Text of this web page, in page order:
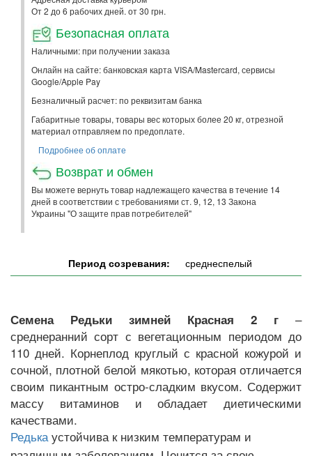
От 2 до 6 рабочих дней. от 30 грн.
Безопасная оплата
Наличными: при получении заказа
Онлайн на сайте: банковская карта VISA/Mastercard, сервисы
Google/Apple Pay
Безналичный расчет: по реквизитам банка
Габаритные товары, товары вес которых более 20 кг, отрезной
материал отправляем по предоплате.
Подробнее об оплате
Возврат и обмен
Вы можете вернуть товар надлежащего качества в течение 14
дней в соответствии с требованиями ст. 9, 12, 13 Закона
Украины "О защите прав потребителей"
Период созревания: среднеспелый
Семена Редьки зимней Красная 2 г –
среднеранний сорт с вегетационным периодом до
110 дней. Корнеплод круглый с красной кожурой и
сочной, плотной белой мякотью, которая отличается
своим пикантным остро-сладким вкусом. Содержит
массу витаминов и обладает диетическими
качествами.
Редькаустойчива к низким температурам и